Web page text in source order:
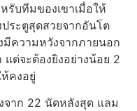
รับทีมของเขาเมื่อให้
ระตูสุดสวยจากอันโต
มีความหวังจากภายนอก
แต่จะต้องยิงอย่างน้อย 2
คงอยู่
จาก 22 นัดหลังสุด แลม